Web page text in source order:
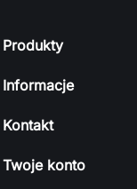
Produkty
Informacje
Kontakt
Twoje konto